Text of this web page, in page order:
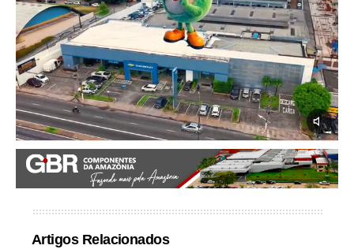
Artigos Relacionados